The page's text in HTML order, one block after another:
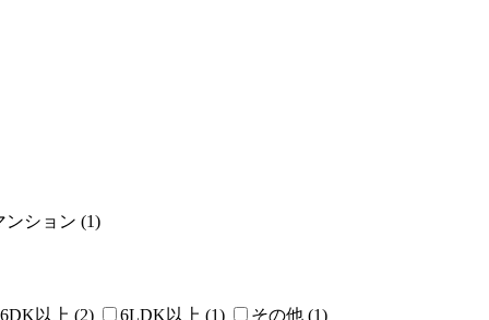
ンション (1)
6DK以上 (2) 6LDK以上 (1) その他 (1)